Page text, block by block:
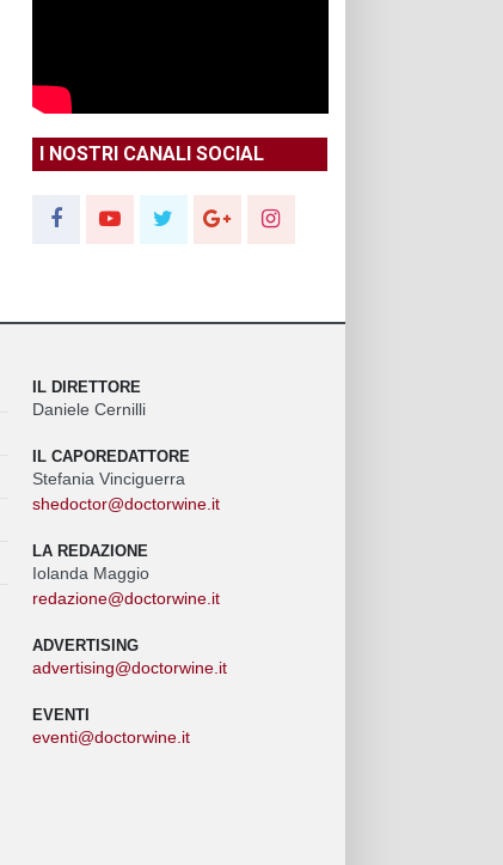
I NOSTRI CANALI SOCIAL
IL DIRETTORE
Daniele Cernilli
IL CAPOREDATTORE
Stefania Vinciguerra
shedoctor@doctorwine.it
LA REDAZIONE
Iolanda Maggio
redazione@doctorwine.it
ADVERTISING
advertising@doctorwine.it
EVENTI
eventi@doctorwine.it